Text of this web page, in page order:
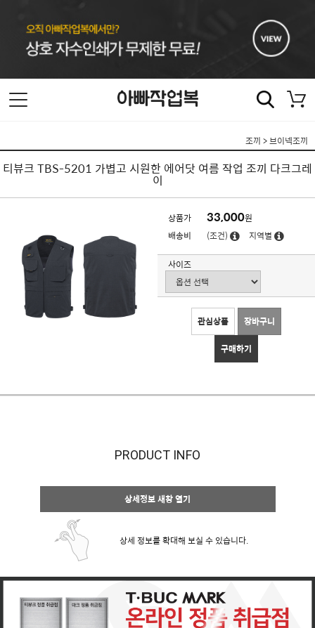
조끼 >브이넥조끼
티뷰크 TBS-5201 가볍고 시원한 에어닷 여름 작업 조끼 다크그레
이
상품가 33,000원
배송비
(조건) 지역별
사이즈
관심상품 장바구니
구매하기
PRODUCT INFO
상세정보 새창 열기
상세 정보를 확대해 보실 수 있습니다.